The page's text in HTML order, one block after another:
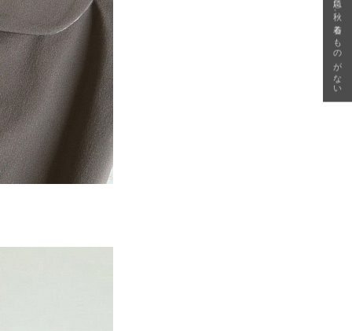
急に秋、着るものがない